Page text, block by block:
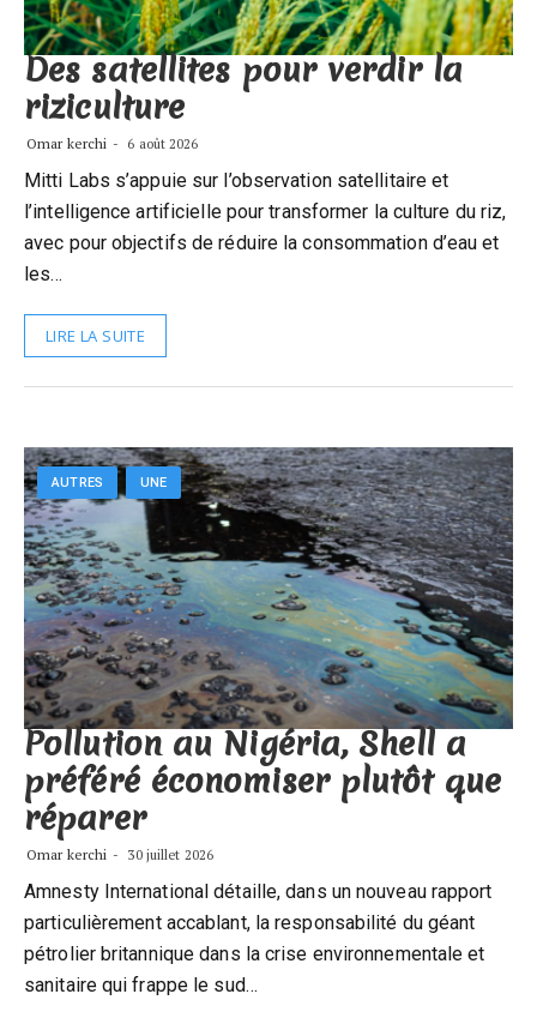
Des satellites pour verdir la
riziculture
Omar kerchi 6 août 2026
Mitti Labs s’appuie sur l’observation satellitaire et
l’intelligence artificielle pour transformer la culture du riz,
avec pour objectifs de réduire la consommation d’eau et
les…
LIRE LA SUITE
AUTRES UNE
Pollution au Nigéria, Shell a
préféré économiser plutôt que
réparer
Omar kerchi 30 juillet 2026
Amnesty International détaille, dans un nouveau rapport
particulièrement accablant, la responsabilité du géant
pétrolier britannique dans la crise environnementale et
sanitaire qui frappe le sud…